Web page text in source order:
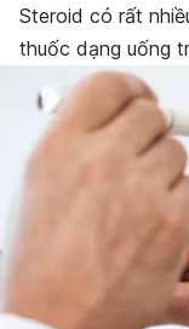
Steroid có rất
thuốc dạng uống